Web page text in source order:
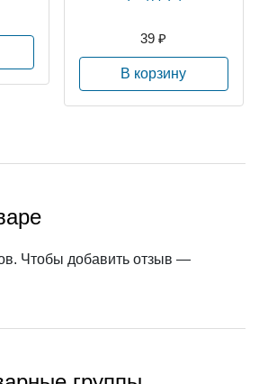
39 ₽
В корзину
Чтобы добавить отзыв —